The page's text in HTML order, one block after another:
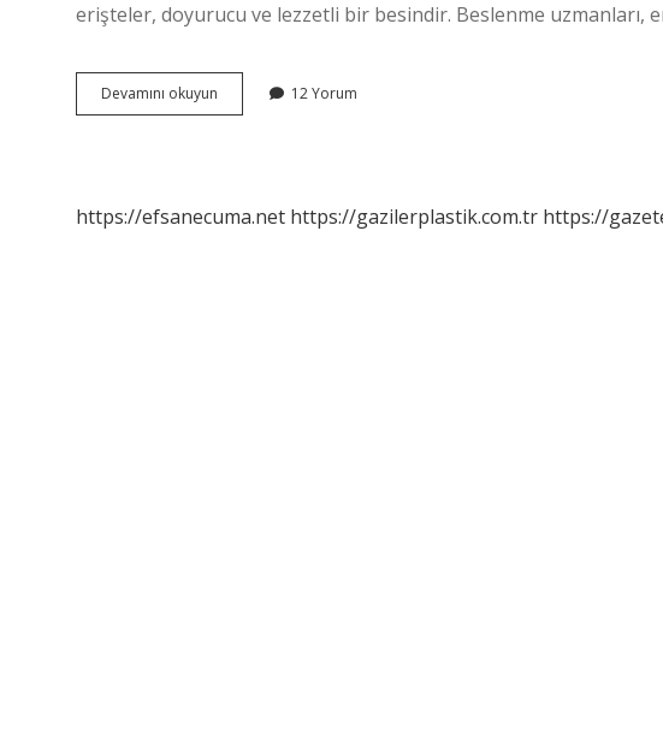
erişteler, doyurucu ve lezzetli bir besindir. Beslenme uzmanları,
Devamını okuyun
Haftada
12 Yorum
https://efsanecuma.net https://gazilerplastik.com.tr https://